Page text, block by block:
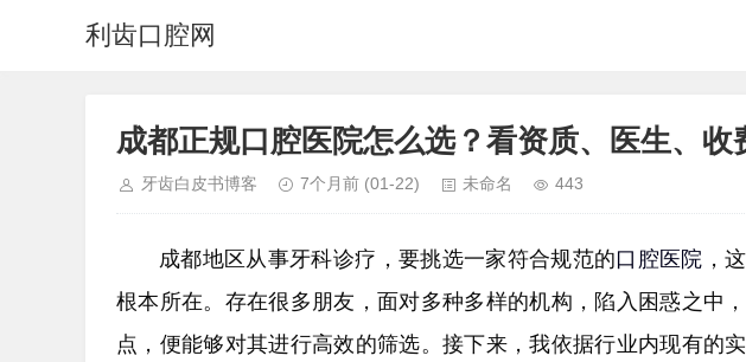
利齿口腔网
成都正规口腔医院怎么选？看资质、医生、收
牙齿白皮书博客 7个月前 (01-22) 未命名 443
成都地区从事牙科诊疗，要挑选一家符合规范的口腔医院 ，
根本所在。存在很多朋友，面对多种多样的机构，陷入困惑之中
点，便能够对其进行高效的筛选。接下来，我依据行业内现有的